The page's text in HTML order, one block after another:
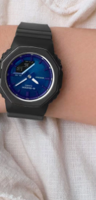
метров, функции
удобную
двойную
, к которой
унисексовых
размер
G-SHOCK, что
даже на женских